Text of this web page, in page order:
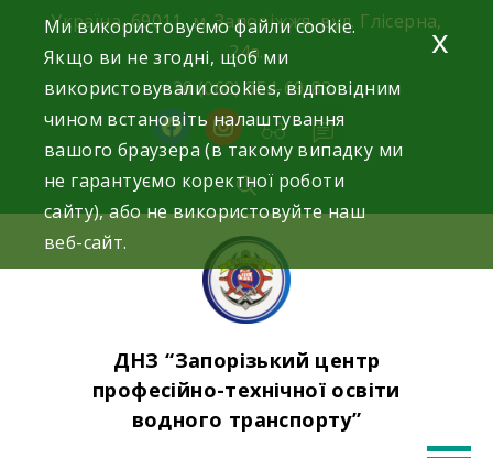
Україна, 69011, м. Запоріжжя, вул. Глісерна,
24а.
+38 (068) 354-69-83
facebookinstagram
ДНЗ “Запорізький центр
професійно-технічної освіти
водного транспорту”
Ми використовуємо файли cookie.
Якщо ви не згодні, щоб ми
використовували cookies, відповідним
чином встановіть налаштування
вашого браузера (в такому випадку ми
не гарантуємо коректної роботи
сайту), або не використовуйте наш
веб-сайт.
x